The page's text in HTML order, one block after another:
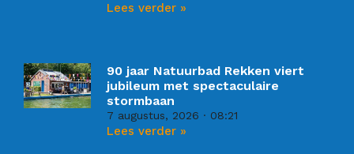
Lees verder »
90 jaar Natuurbad Rekken viert
jubileum met spectaculaire
stormbaan
7 augustus, 2026 08:21
Lees verder »